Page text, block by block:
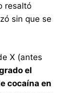
resaltó
sin que se
X (antes
el
cocaína en